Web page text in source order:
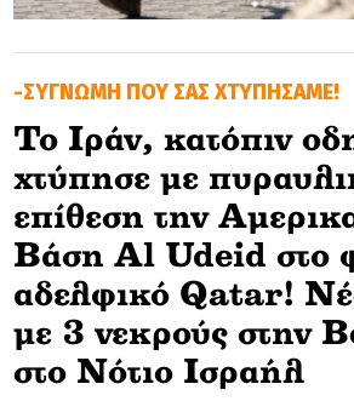
SOOZIE’S FRIENDS
CULTURE
TASTELAND
TECH
HEALTH
MEDIALAND
-ΣΥΓΝΩΜΗ ΠΟΥ ΣΑΣ ΧΤΥΠΗΣΑΜΕ!
To Iράν, κατόπιν
χτύπησε με
επίθεση την
Βάση Al Udeid στο
αδελφικό Qatar!
με 3 νεκρούς στην
στο Νότιο Ισραήλ